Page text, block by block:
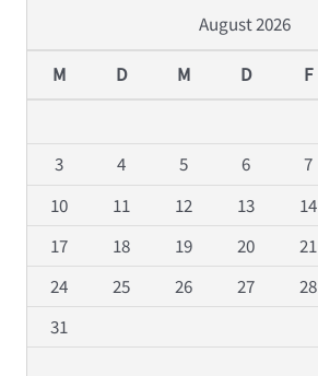
August 2026
M D M D F
3
4 5 6 7
10
11 12 13 14
17
18 19 20 21
24
25 26 27 28
31